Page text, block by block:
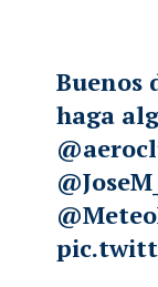
Buenos
haga